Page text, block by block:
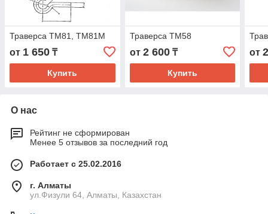
Траверса ТМ81, ТМ81М
от 1 650 ₸
Купить
Траверса ТМ58
от 2 600₸
Купить
от
О нас
Рейтинг не сформирован
Менее 5 отзывов за последний год
Работает с 25.02.2016
г. Алматы
ул.Физули 64, Алматы, Казахстан